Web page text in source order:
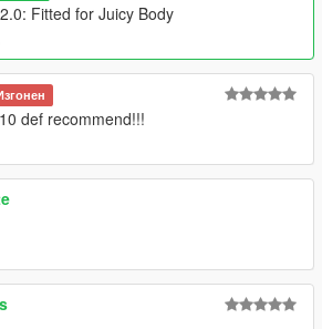
Fitted for Juicy Body
def recommend!!!